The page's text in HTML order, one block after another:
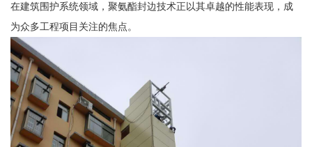
在建筑围护系统领域，聚氨酯封边技术正以其卓越的性能表现，成
为众多工程项目关注的焦点。